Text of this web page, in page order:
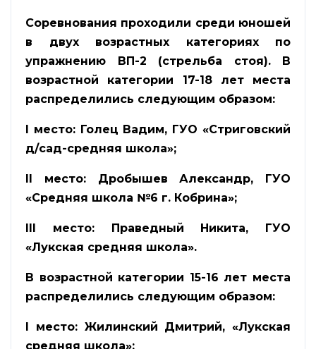
Соревнования проходили среди юношей
в двух возрастных категориях по
упражнению ВП-2 (стрельба стоя). В
возрастной категории 17-18 лет места
распределились следующим образом:
I место: Голец Вадим, ГУО «Стриговский
д/сад-средняя школа»;
II место: Дробышев Александр, ГУО
«Средняя школа №6 г. Кобрина»;
III место: Праведный Никита, ГУО
«Лукская средняя школа».
В возрастной категории 15-16 лет места
распределились следующим образом:
I место: Жилинский Дмитрий, «Лукская
средняя школа»;